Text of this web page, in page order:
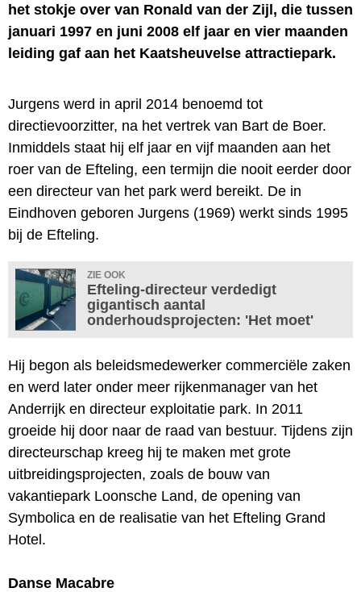
het stokje over van Ronald van der Zijl, die tussen
januari 1997 en juni 2008 elf jaar en vier maanden
leiding gaf aan het Kaatsheuvelse attractiepark.
Jurgens werd in april 2014 benoemd tot
directievoorzitter, na het vertrek van Bart de Boer.
Inmiddels staat hij elf jaar en vijf maanden aan het
roer van de Efteling, een termijn die nooit eerder door
een directeur van het park werd bereikt. De in
Eindhoven geboren Jurgens (1969) werkt sinds 1995
bij de Efteling.
ZIE OOK
Efteling-directeur verdedigt
gigantisch aantal
onderhoudsprojecten: 'Het moet'
Hij begon als beleidsmedewerker commerciële zaken
en werd later onder meer rijkenmanager van het
Anderrijk en directeur exploitatie park. In 2011
groeide hij door naar de raad van bestuur. Tijdens zijn
directeurschap kreeg hij te maken met grote
uitbreidingsprojecten, zoals de bouw van
vakantiepark Loonsche Land, de opening van
Symbolica en de realisatie van het Efteling Grand
Hotel.
Danse Macabre